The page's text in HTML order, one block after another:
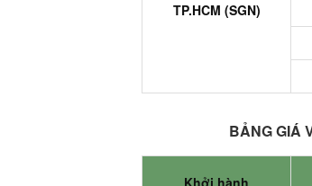
TP.HCM (SGN)
BẢNG GIÁ
Khởi hành